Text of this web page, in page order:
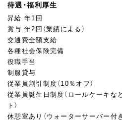
待遇・福利厚生
昇給 年1回
賞与 年2回（業績による）
交通費全額支給
各種社会保険完備
役職手当
制服貸与
従業員割引制度（10％オフ）
従業員誕生日制度（ロールケーキな
ト）
休憩室あり（ウォーターサーバー付き